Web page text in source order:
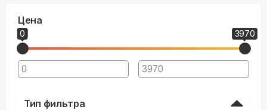
Цена
0 3970
Тип фильтра